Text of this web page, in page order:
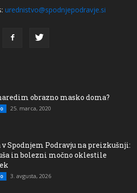
urednistvo@spodnjepodravje.si
obrazno masko doma?
25. marca, 2020
Spodnjem Podravju na preizkušnji:
in bolezni močno oklestile
3. avgusta, 2026